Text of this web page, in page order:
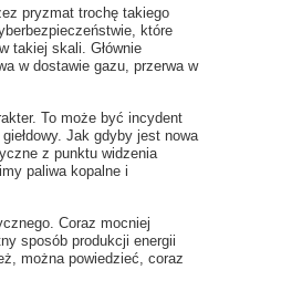
pryzmat trochę takiego
które
takiej skali. Głównie
w dostawie gazu, przerwa w
To może być incydent
Jak gdyby jest nowa
z punktu widzenia
paliwa kopalne i
Coraz mocniej
sposób produkcji energii
można powiedzieć, coraz